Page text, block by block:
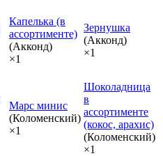
Капелька (в
ассортименте)
(Акконд)
×1
Зернушка
(Акконд)
×1
Марс минис
(Коломенский)
×1
Шоколадница
в
ассортименте
(кокос, арахис)
(Коломенский)
×1